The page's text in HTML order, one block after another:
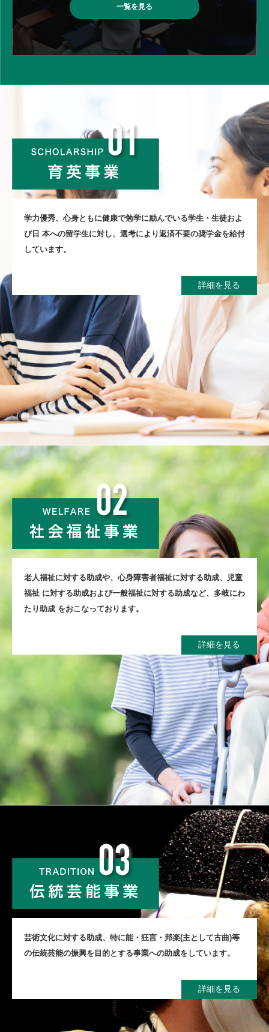
一覧を見る
学⼒優秀、⼼⾝ともに健康で勉学に励んでいる学⽣・⽣徒およ
び⽇ 本への留学⽣に対し、選考により返済不要の奨学⾦を給付
しています。
詳細を見る
⽼⼈福祉に対する助成や、⼼⾝障害者福祉に対する助成、児童
福祉 に対する助成および⼀般福祉に対する助成など、多岐にわ
たり助成 をおこなっております。
詳細を見る
芸術⽂化に対する助成、特に能・狂⾔・邦楽(主として古曲)等
の伝統芸能の振興を⽬的とする事業への助成をしています。
詳細を見る